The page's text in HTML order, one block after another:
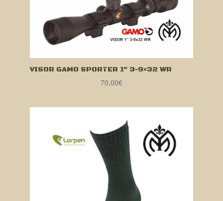
VISOR GAMO SPORTER 1″ 3-9×32 WR
70,00€